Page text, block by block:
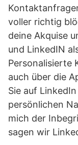
voller richtig
deine Akquise
und LinkedIN
Personalisierte
auch über die
Sie auf
persönlichen
mich der
sagen wir